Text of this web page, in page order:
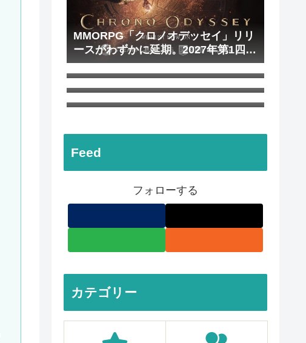
MMORPG「クロノオデッセイ」リリ
ースがわずかに延期。2027年第1四半
期から第2四半期に
配信されたSwitch 2版「FF14」画面
暗転後の復帰時間の長さに問題あ
り？ 開発チームは修正作業を進行中
Switch 2版「ファイナルファンタジ
ー14」のサービスが開始
商標出願されていた「ArcheAge S」
が正式発表。スマホ版無しの“PC専用
MMORPG”
Feed
フォローする
カテゴリー